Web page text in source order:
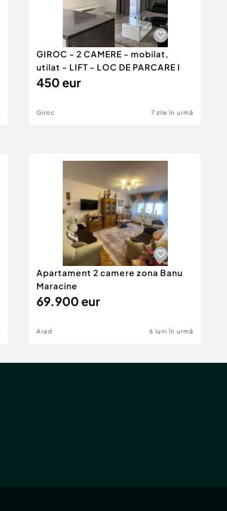
GIROC - 2 CAMERE - mobilat,
utilat - LIFT - LOC DE PARCARE I
450 eur
Giroc 7 zile în urmă
Apartament 2 camere zona Banu
Maracine
69.900 eur
Arad 6 luni în urmă